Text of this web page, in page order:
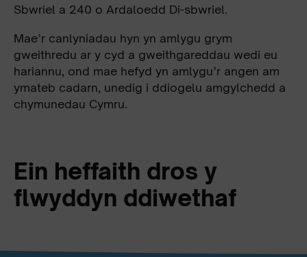
Sbwriel a 240 o Ardaloedd Di-sbwriel.
Mae’r canlyniadau hyn yn amlygu grym
gweithredu ar y cyd a gweithgareddau wedi eu
hariannu, ond mae hefyd yn amlygu’r angen am
ymateb cadarn, unedig i ddiogelu amgylchedd a
chymunedau Cymru.
Ein heffaith dros y
flwyddyn ddiwethaf